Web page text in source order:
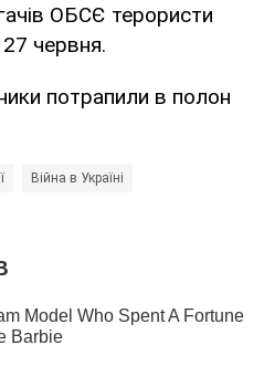
ОБСЄ терористи
червня.
потрапили в полон
Війна в Україні